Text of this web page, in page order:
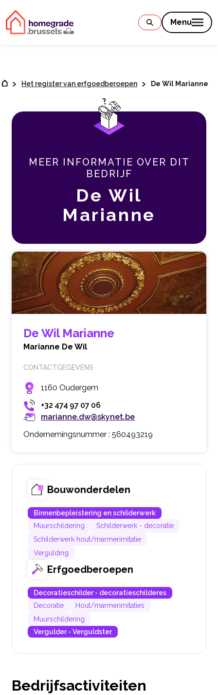
Menu
Het register van erfgoedberoepen De Wil Marianne
MEER INFORMATIE OVER DIT
BEDRIJF
De Wil
Marianne
De Wil Marianne
Marianne De Wil
CONTACTGEGEVENS
1160 Oudergem
+32 474 97 07 06
marianne.dw@skynet.be
Ondernemingsnummer : 560493219
Bouwonderdelen
Binnenbepleistering en schilderwerk
Muurschildering
Schilderwerk - decoratie
Schilderwerk hout/marmerimitatie
Vergulding
Erfgoedberoepen
Decoratieschilder - decoratieschilderes
Decoratie
Hout/marmerimitaties
Muurschildering
Vergulder - Verguldster
Bedrijfsactiviteiten